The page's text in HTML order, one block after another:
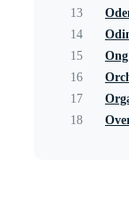
13
14
15
Ong
16
17
18